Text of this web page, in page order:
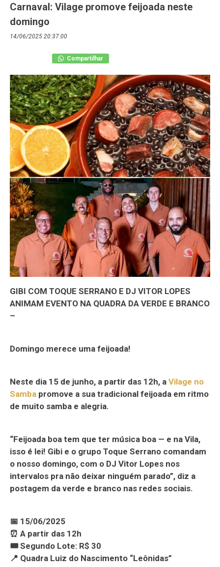
Carnaval: Vilage promove feijoada neste
domingo
14/06/2025 20:37:00
Compartilhar
GIBI COM TOQUE SERRANO E DJ VITOR LOPES
ANIMAM EVENTO NA QUADRA DA VERDE E BRANCO
–
Domingo merece uma feijoada!
Neste dia 15 de junho, a partir das 12h, a Vilage no
Samba promove a sua tradicional feijoada em ritmo
de muito samba e alegria.
“Feijoada boa tem que ter música boa — e na Vila,
isso é lei! Gibi e o grupo Toque Serrano comandam
o nosso domingo, com o DJ Vitor Lopes nos
intervalos pra não deixar ninguém parado”, diz a
postagem da verde e branco nas redes sociais.
📅 15/06/2025
⏰ A partir das 12h
🎟 Segundo Lote: R$ 30
📍 Quadra Luiz do Nascimento “Leônidas”